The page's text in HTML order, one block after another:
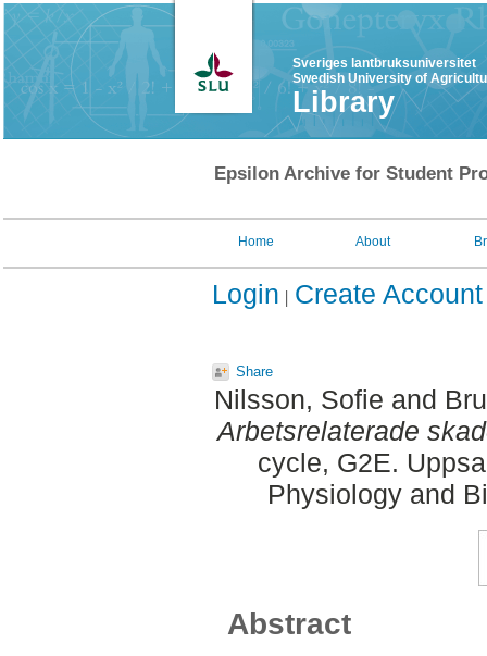
Sveriges lantbruksuniversitet
Swedish University of
Library
Epsilon Archive for Student
Home About
Login Create Account
Share
Nilsson, Sofie and
Arbetsrelaterade
cycle, G2E.
Physiology and
Abstract